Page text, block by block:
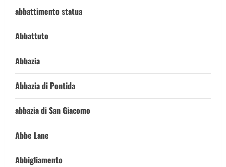
abbattimento statua
Abbattuto
Abbazia
Abbazia di Pontida
abbazia di San Giacomo
Abbe Lane
Abbigliamento